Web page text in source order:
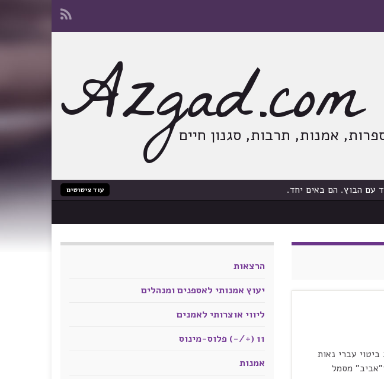
Azgad.com
אמנות, תרבות, סגנון חיים
עם הבוץ. הם באים יחד. עוד ציטוטים
עברי נאות
מסמל
הרצאות
יעוץ אמנותי לאספנים ומנהלים
ליווי אוצרותי לאמנים
11 (+/-) פלוס-מינוס
אמנות